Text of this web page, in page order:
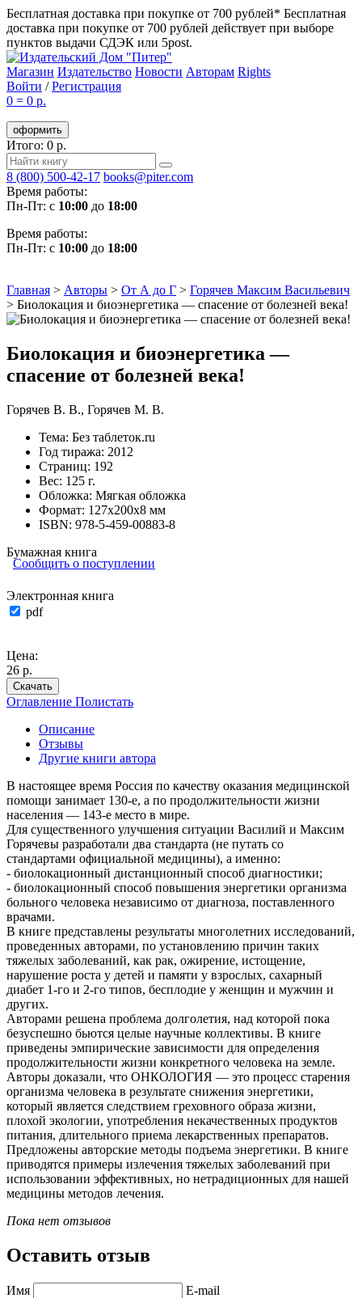
Бесплатная доставка при покупке от 700 рублей* Бесплатная
доставка при покупке от 700 рублей действует при выборе
пунктов выдачи СДЭК или 5post.
Магазин Издательство Новости Авторам Rights
Войти /Регистрация
0 = 0 р.
оформить
Итого: 0 р.
8 (800) 500-42-17 books@piter.com
Время работы:
Пн-Пт: с 10:00 до 18:00
Время работы:
Пн-Пт: с 10:00 до 18:00
Главная > Авторы > От А до Г > Горячев Максим Васильевич
> Биолокация и биоэнергетика — спасение от болезней века!
Биолокация и биоэнергетика —
спасение от болезней века!
Горячев В. В., Горячев М. В.
Тема: Без таблеток.ru
Год тиража: 2012
Страниц: 192
Вес: 125 г.
Обложка: Мягкая обложка
Формат: 127х200х8 мм
ISBN: 978-5-459-00883-8
Бумажная книга
Сообщить о поступлении
Электронная книга
pdf
Цена:
26 р.
Скачать
Оглавление Полистать
Описание
Отзывы
Другие книги автора
В настоящее время Россия по качеству оказания медицинской
помощи занимает 130-е, а по продолжительности жизни
населения — 143-е место в мире.
Для существенного улучшения ситуации Василий и Максим
Горячевы разработали два стандарта (не путать со
стандартами официальной медицины), а именно:
- биолокационный дистанционный способ диагностики;
- биолокационный способ повышения энергетики организма
больного человека независимо от диагноза, поставленного
врачами.
В книге представлены результаты многолетних исследований,
проведенных авторами, по установлению причин таких
тяжелых заболеваний, как рак, ожирение, истощение,
нарушение роста у детей и памяти у взрослых, сахарный
диабет 1-го и 2-го типов, бесплодие у женщин и мужчин и
других.
Авторами решена проблема долголетия, над которой пока
безуспешно бьются целые научные коллективы. В книге
приведены эмпирические зависимости для определения
продолжительности жизни конкретного человека на земле.
Авторы доказали, что ОНКОЛОГИЯ — это процесс старения
организма человека в результате снижения энергетики,
который является следствием греховного образа жизни,
плохой экологии, употребления некачественных продуктов
питания, длительного приема лекарственных препаратов.
Предложены авторские методы подъема энергетики. В книге
приводятся примеры излечения тяжелых заболеваний при
использовании эффективных, но нетрадиционных для нашей
медицины методов лечения.
Пока нет отзывов
Оставить отзыв
Имя
E-mail